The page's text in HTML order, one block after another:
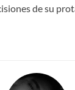
de su